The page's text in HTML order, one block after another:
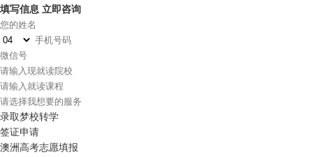
填写信息 立即咨询
录取梦校转学
签证申请
澳洲高考志愿填报